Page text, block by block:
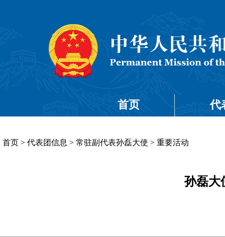
首页 代
首页 > 代表团信息 > 常驻副代表孙磊大使 > 重要活动
孙磊大